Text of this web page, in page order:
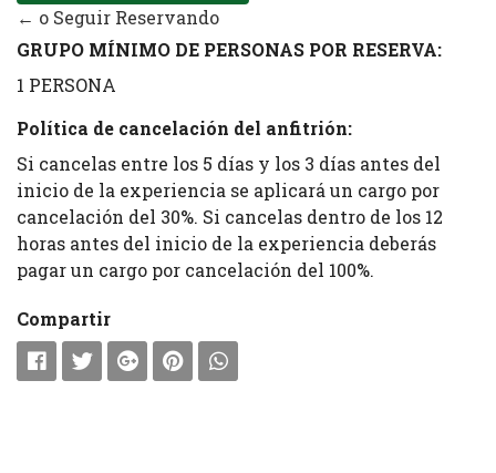
← o Seguir Reservando
GRUPO MÍNIMO DE PERSONAS POR RESERVA:
1 PERSONA
Política de cancelación del anfitrión:
Si cancelas entre los 5 días y los 3 días antes del
inicio de la experiencia se aplicará un cargo por
cancelación del 30%. Si cancelas dentro de los 12
horas antes del inicio de la experiencia deberás
pagar un cargo por cancelación del 100%.
Compartir